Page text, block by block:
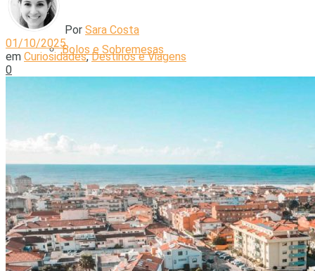
Bolos e Sobremesas
Lifestyle
Moda e Beleza
Por Sara Costa
01/10/2025
em Curiosidades,Destinos e Viagens
0